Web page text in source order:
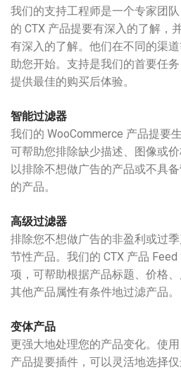
我们的支持工程师是一个专家团
的 CTX 产品提要有深入的了解，
有深入的了解。他们在不同的渠
助您开始。支持是我们的首要任
提供最佳的购买后体验。
智能过滤器
我们的 WooCommerce 产品提要
可帮助您排除缺少描述、图像或
以排除不想做广告的产品或不具
的产品。
高级过滤器
排除您不想做广告的非盈利或过
节性产品。我们的 CTX 产品
项，可帮助根据产品标题、价格
其他产品属性有条件地过滤产品。
变体产品
更强大地处理您的产品变化。使
产品提要插件，可以灵活地选择